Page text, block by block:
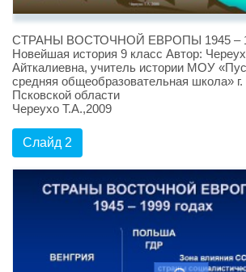
СТРАНЫ ВОСТОЧНОЙ ЕВРОПЫ 1945 –
Новейшая история 9 класс Автор:
Айткалиевна, учитель истории МОУ
средняя общеобразовательная школа»
Псковской области
Череухо Т.А.,2009
Слайд 2